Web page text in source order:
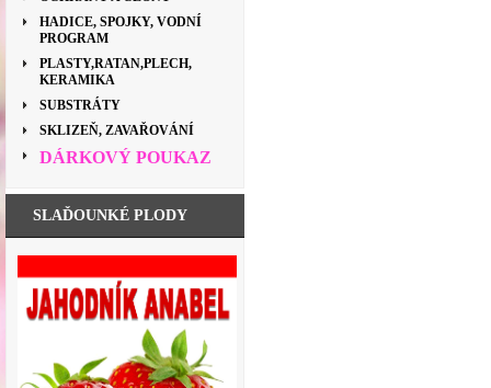
HADICE, SPOJKY, VODNÍ
PROGRAM
PLASTY,RATAN,PLECH,
KERAMIKA
SUBSTRÁTY
SKLIZEŇ, ZAVAŘOVÁNÍ
DÁRKOVÝ POUKAZ
SLAĎOUNKÉ PLODY